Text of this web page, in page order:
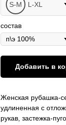
S-M L-XL
состав
Добавить в
Женская рубашка-
удлиненная с
рукав, застежка-